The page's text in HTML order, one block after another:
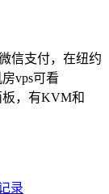
信支付，在纽约
vps可看
板，有KVM和